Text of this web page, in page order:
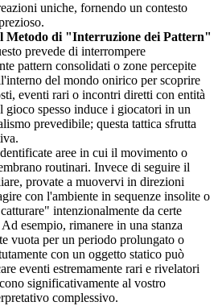
uniche, fornendo un contesto
Metodo di "Interruzione dei Pattern"
prevede di interrompere
pattern consolidati o zone percepite
del mondo onirico per scoprire
eventi rari o incontri diretti con entità
spesso induce i giocatori in un
prevedibile; questa tattica sfrutta
aree in cui il movimento o
routinari. Invece di seguire il
provate a muovervi in direzioni
con l'ambiente in sequenze insolite o
intenzionalmente da certe
esempio, rimanere in una stanza
vuota per un periodo prolungato o
con un oggetto statico può
eventi estremamente rari e rivelatori
significativamente al vostro
complessivo.